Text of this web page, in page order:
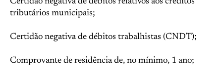
tributários municipais;
Certidão negativa de débitos trabalhistas (CNDT);
Comprovante de residência de, no mínimo, 1 ano;